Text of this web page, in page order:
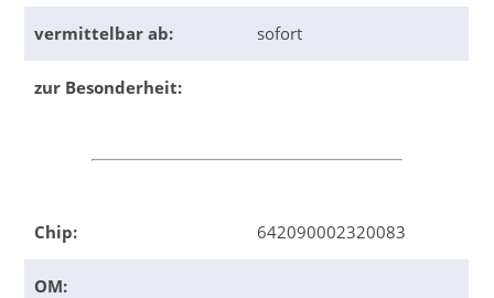
vermittelbar ab: sofort
zur Besonderheit:
Chip: 642090002320083
OM: